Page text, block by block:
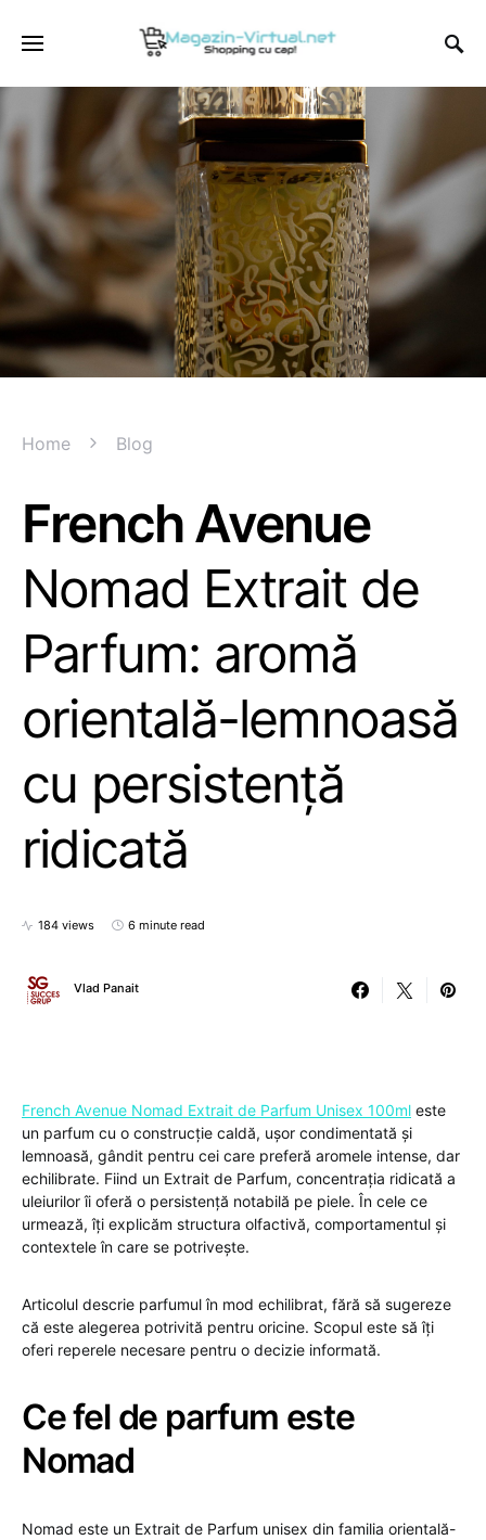
Home Blog
French Avenue
Nomad Extrait de
Parfum: aromă
orientală-lemnoasă
cu persistență
ridicată
184 views 6 minute read
Vlad Panait
French Avenue Nomad Extrait de Parfum Unisex 100ml este
un parfum cu o construcție caldă, ușor condimentată și
lemnoasă, gândit pentru cei care preferă aromele intense, dar
echilibrate. Fiind un Extrait de Parfum, concentrația ridicată a
uleiurilor îi oferă o persistență notabilă pe piele. În cele ce
urmează, îți explicăm structura olfactivă, comportamentul și
contextele în care se potrivește.
Articolul descrie parfumul în mod echilibrat, fără să sugereze
că este alegerea potrivită pentru oricine. Scopul este să îți
oferi reperele necesare pentru o decizie informată.
Ce fel de parfum este
Nomad
Nomad este un Extrait de Parfum unisex din familia orientală-